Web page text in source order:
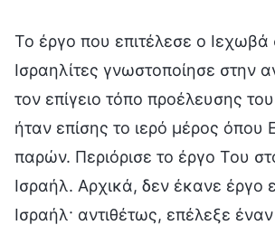
Το έργο που επιτέλεσε ο Ιεχωβά
Ισραηλίτες γνωστοποίησε στην
τον επίγειο τόπο προέλευσης
ήταν επίσης το ιερό μέρος όπου
παρών. Περιόρισε το έργο Του
Ισραήλ. Αρχικά, δεν έκανε έργο
Ισραήλ· αντιθέτως, επέλεξε